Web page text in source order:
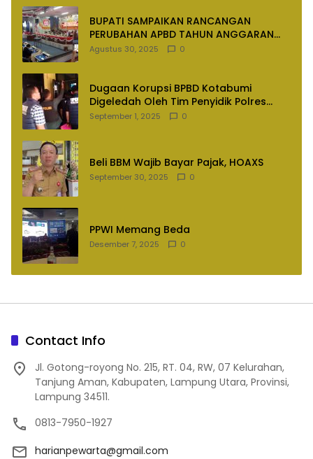
BUPATI SAMPAIKAN RANCANGAN
PERUBAHAN APBD TAHUN ANGGARAN
2025
Agustus 30, 2025 0
Dugaan Korupsi BPBD Kotabumi
Digeledah Oleh Tim Penyidik Polres
Lampung Utara
September 1, 2025 0
Beli BBM Wajib Bayar Pajak, HOAXS
September 30, 2025 0
PPWI Memang Beda
Desember 7, 2025 0
Contact Info
Jl. Gotong-royong No. 215, RT. 04, RW, 07 Kelurahan,
Tanjung Aman, Kabupaten, Lampung Utara, Provinsi,
Lampung 34511.
0813-7950-1927
harianpewarta@gmail.com